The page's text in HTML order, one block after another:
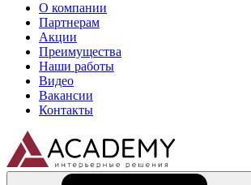
О компании
Партнерам
Акции
Преимущества
Наши работы
Видео
Вакансии
Контакты